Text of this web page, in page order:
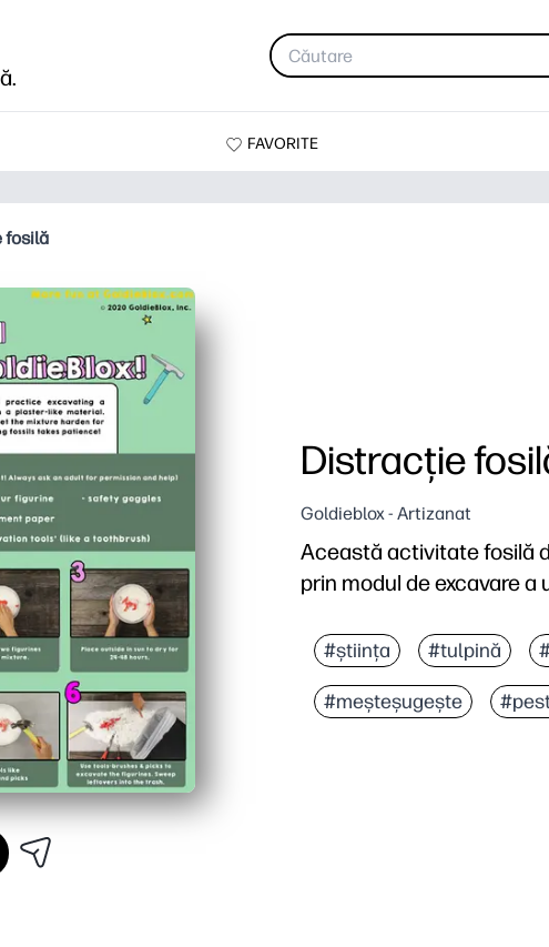
FAVORITE
fosilă
Distracție
Goldieblox - Artizanat
Această activitate fosilă
prin modul de excavare a
Comoditate de
STEM practic - copiii
Ștergeți instrucțiunile
#știința #tulpină
#meșteșugește